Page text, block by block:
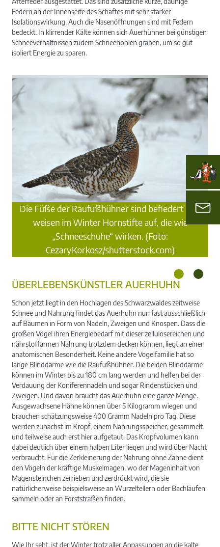
Federn an der Innenseite des Schaftes mit sehr starker
Isolationswirkung. Auch die Nasenöffnungen sind mit Federn
bedeckt. In klirrender Kälte können sich Auerhühner bei günstigen
Schneeverhältnissen zudem Schneehöhlen graben, um so gut
isoliert Energie zu sparen.
Die Füße der Raufußhühner sind befiedert und
weisen im Winter Hornstifte auf, die wie
„Schneeschuhe“ wirken. (Foto:
CezaryKorkosz/shutterstock.com)
ÜBERLEBENSKÜNSTLER AUERHUHN
Schon jetzt liegt in den Hochlagen des Schwarzwaldes zeitweise
Schnee und Nahrung findet das Auerhuhn nun fast ausschließlich
auf Bäumen in Form von Nadeln, Zweigen und Knospen. Dass die
großen Vögel ihren Energiebedarf mit dieser zellulosereichen und
nährstoffarmen Nahrung trotzdem decken können, liegt an einer
anatomischen Besonderheit. Keine andere Vogelfamilie hat so
lange Blinddärme wie die Raufußhühner. Die beiden Blinddärme
können im Winter bis zu 180 cm lang werden und helfen bei der
Verdauung der Koniferennadeln und sogar Rindenstücken und
Zweigen. Und davon braucht das Auerhuhn eine ganze Menge.
Ausgewachsene Hähne können über 5 Kilogramm wiegen und
brauchen schätzungsweise 400 Gramm Nadeln pro Tag. Diese
werden zunächst im Kropf, einem Nahrungsspeicher, gesammelt
und teilweise auch erst hier aufgetaut. Das Kropfvolumen kann
dabei deutlich über einem halben Liter liegen und wird über Nacht
verbraucht. Für die Zerkleinerung der Nahrung ohne Zähne dient
den Vögeln der kräftige Muskelmagen, wo der Mageninhalt von
Magensteinchen zerrieben und zerdrückt wird, die sie
natürlicherweise beispielsweise an Wurzeltellern oder Bachläufen
sammeln oder an Forststraßen finden.
BITTE NICHT STÖREN
Wie Ihr seht, ist der Winter trotz aller Anpassungen an die kalte